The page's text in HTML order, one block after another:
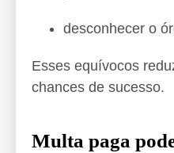
desconhecer o
Esses equívocos
chances de sucesso.
Multa paga